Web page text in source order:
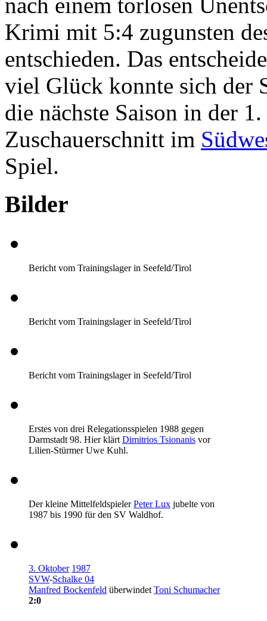
Krimi mit 5:4 zugunsten
entschieden. Das
viel Glück konnte sich der
die nächste Saison in der
Zuschauerschnitt im
Spiel.
Bilder
Bericht vom Trainingslager in Seefeld/Tirol
Bericht vom Trainingslager in Seefeld/Tirol
Bericht vom Trainingslager in Seefeld/Tirol
Erstes von drei Relegationsspielen 1988 gegen
Darmstadt 98. Hier klärt Dimitrios Tsionanis vor
Lilien-Stürmer Uwe Kuhl.
Der kleine MittelfeldspielerPeter Lux jubelte von
1987 bis 1990 für den SV Waldhof.
3. Oktober 1987
SVW-Schalke 04
Manfred Bockenfeld überwindet Toni Schumacher
2:0